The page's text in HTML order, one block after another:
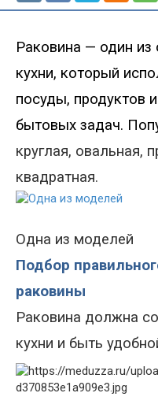
Раковина — один
кухни, который
посуды, продуктов
бытовых задач.
круглая, овальная,
квадратная.
Одна из моделей
Подбор
раковины
Раковина должна
кухни и быть